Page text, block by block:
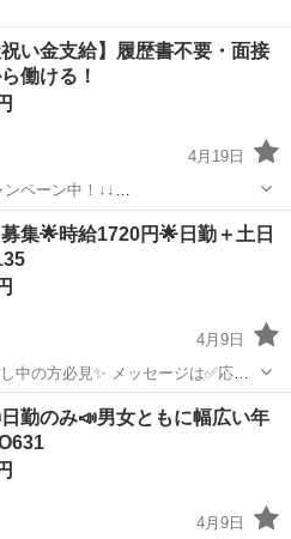
祝い金支給】履歴書不要・面接
働ける！
4月19日
ペーン中！↓↓
今日泊
・すぐ働かない...
集🌟時給1720円🌟日勤＋土日
4月9日
中の方必見✨ メッセージは✅応募
ラックのボ
未経験
勤のみ📣男女ともに幅広い年
4月9日